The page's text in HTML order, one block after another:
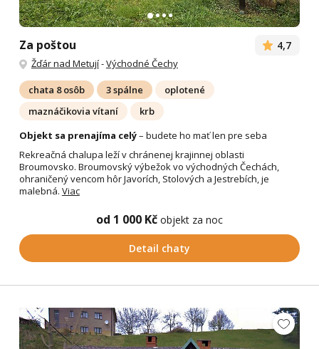
Za poštou 4,7
Žďár nad Metují-Východné Čechy
chata 8 osôb 3 spálne
oplotené
maznáčikovia vítaní
krb
Objekt sa prenajíma celý– budete ho mať len pre seba
Rekreačná chalupa leží v chránenej krajinnej oblasti
Broumovsko. Broumovský výbežok vo východných Čechách,
ohraničený vencom hôr Javorích, Stolových a Jestrebích, je
malebná. Viac
od 1 000 Kč objekt za noc
Detail chaty